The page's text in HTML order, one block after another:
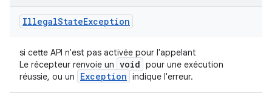
IllegalStateException
si cette API n'est pas activée pour l'appelant
Le récepteur renvoie un void pour une exécution
réussie, ou un
Exception indique l'erreur.